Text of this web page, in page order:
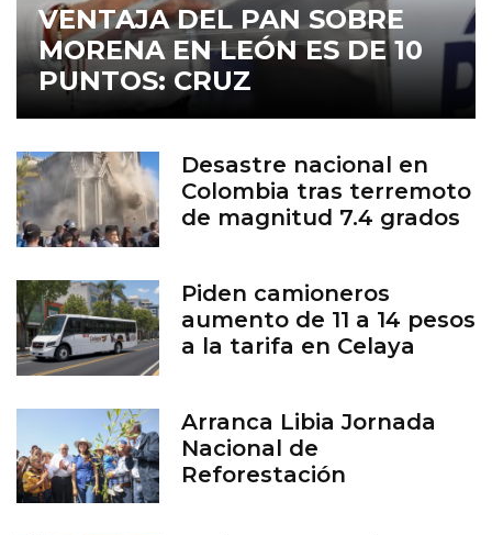
VENTAJA DEL PAN SOBRE
MORENA EN LEÓN ES DE 10
PUNTOS: CRUZ
Desastre nacional en
Colombia tras terremoto
de magnitud 7.4 grados
Piden camioneros
aumento de 11 a 14 pesos
a la tarifa en Celaya
Arranca Libia Jornada
Nacional de
Reforestación